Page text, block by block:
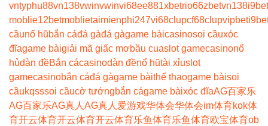
vntyphu88vn138vwinvwinvi68ee881xbetrio66zbetvn138
moblie12betmoblietaimienphi247vi68clupcf68clupvipbet
cầunổ hũbắn cáđá gàđá gàgame bàicasinosoi cầuxóc
đĩagame bàigiải mã giấc mơbầu cuaslot gamecasinonổ
hủdàn đềBắn cácasinodàn đềnổ hũtài xỉuslot
gamecasinobắn cáđá gàgame bàithể thaogame bàisoi
cầukqsssoi cầucờ tướngbắn cágame bàixóc đĩaAG百家乐
AG百家乐AG真人 AG真人 爱游戏华体会华体会im体育kok体
育开云体育开云体育开云体育乐鱼体育乐鱼体育欧宝体育ob